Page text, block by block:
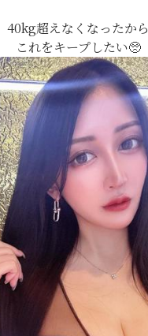
40kg超えなくなったから
これをキープしたい🥺